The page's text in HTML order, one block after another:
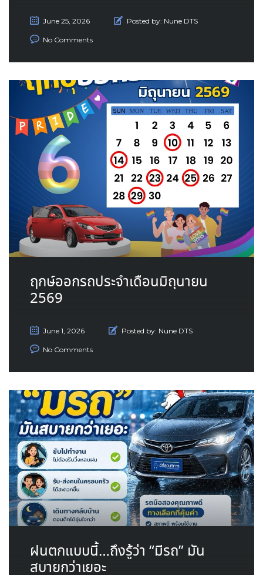
June 25, 2026 Posted by: Nune DTS
No Comments
ฤกษ์ออกรถประจำเดือนมิถุนายน
2569
June 1, 2026 Posted by: Nune DTS
No Comments
ฝนตกแบบนี้…ถึงรู้ว่า “มีรถ” มัน
สบายกว่าเยอะ